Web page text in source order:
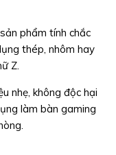
phẩm tính chắc
thép, nhôm hay
Z.
nhẹ, không độc hại
làm bàn gaming